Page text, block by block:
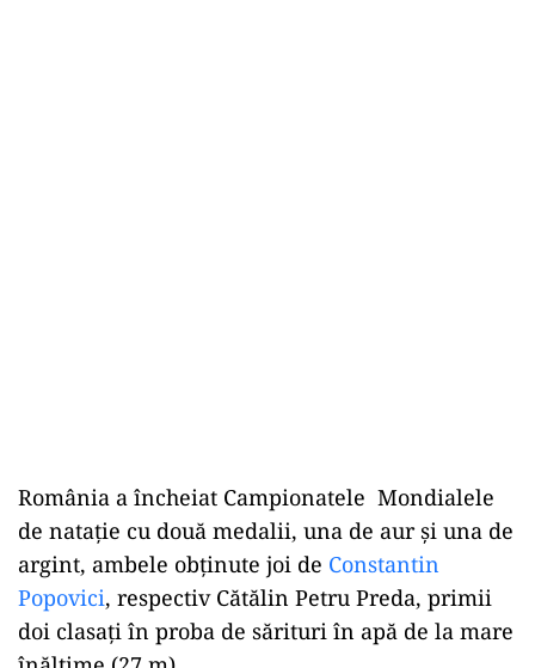
România a încheiat Campionatele Mondialele
de nataţie cu două medalii, una de aur şi una de
argint, ambele obținute joi de Constantin
Popovici, respectiv Cătălin Petru Preda, primii
doi clasaţi în proba de sărituri în apă de la mare